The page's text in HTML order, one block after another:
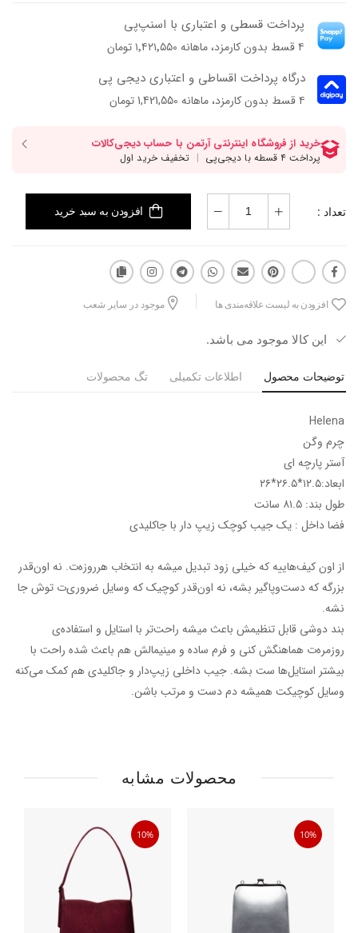
بند دوشی قابل تنظیمش باعث میشه راحت‌تر با استایل و استفاده‌ی روزمره‌ت
هماهنگش کنی و فرم ساده و مینیمالش هم باعث شده راحت با بیشتر
استایل‌ها ست بشه. جیب داخلی زیپ‌دار و جاکلیدی هم کمک می‌کنه وسایل
کوچیکت همیشه دم دست و مرتب باشن.
پرداخت قسطی و اعتباری با اسنپ‌پی
۴ قسط بدون کارمزد، ماهانه ۱٬۴۲۱٬۵۵۰ تومان
درگاه پرداخت اقساطی و اعتباری دیجی پی
۴ قسط بدون کارمزد، ماهانه 1,421,550 تومان
تعداد : افزودن به سبد خرید
افزودن به لیست علاقه‌مندی ها موجود در سایر شعب
این کالا موجود می باشد.
توضیحات محصول اطلاعات تکمیلی تگ محصولات
Helena
چرم وگن
آستر پارچه ای
ابعاد:۱۲.۵*۲۶.۵*۲۶
طول بند: ۸۱.۵ سانت
فضا داخل : یک جیب کوچک زیپ دار با جاکلیدی
از اون کیف‌هاییه که خیلی زود تبدیل میشه به انتخاب هرروزه‌ت. نه اون‌قدر
بزرگه که دست‌وپاگیر بشه، نه اون‌قدر کوچیک که وسایل ضروری‌ت توش جا
نشه.
بند دوشی قابل تنظیمش باعث میشه راحت‌تر با استایل و استفاده‌ی
روزمره‌ت هماهنگش کنی و فرم ساده و مینیمالش هم باعث شده راحت با
بیشتر استایل‌ها ست بشه. جیب داخلی زیپ‌دار و جاکلیدی هم کمک می‌کنه
وسایل کوچیکت همیشه دم دست و مرتب باشن.
محصولات مشابه
10%
10%